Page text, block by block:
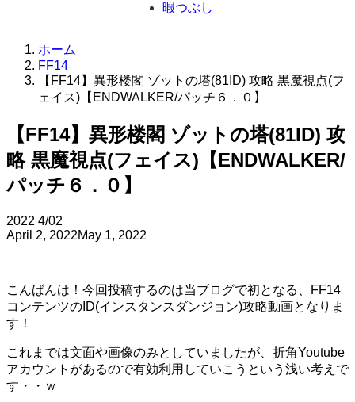
暇つぶし
ホーム
FF14
【FF14】異形楼閣 ゾットの塔(81ID) 攻略 黒魔視点(フ
ェイス)【ENDWALKER/パッチ６．０】
【FF14】異形楼閣 ゾットの塔(81ID) 攻
略 黒魔視点(フェイス)【ENDWALKER/
パッチ６．０】
2022 4/02
April 2, 2022May 1, 2022
こんばんは！今回投稿するのは当ブログで初となる、FF14
コンテンツのID(インスタンスダンジョン)攻略動画となりま
す！
これまでは文面や画像のみとしていましたが、折角Youtube
アカウントがあるので有効利用していこうという浅い考えで
す・・ｗ